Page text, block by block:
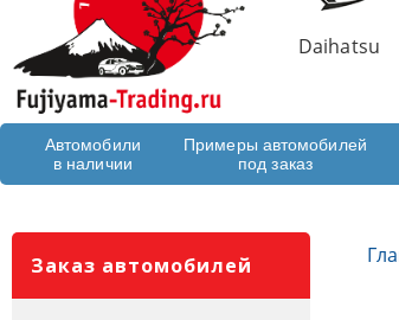
Daihatsu
Автомобили
в наличии
Примеры автомобилей
под заказ
Заказ автомобилей